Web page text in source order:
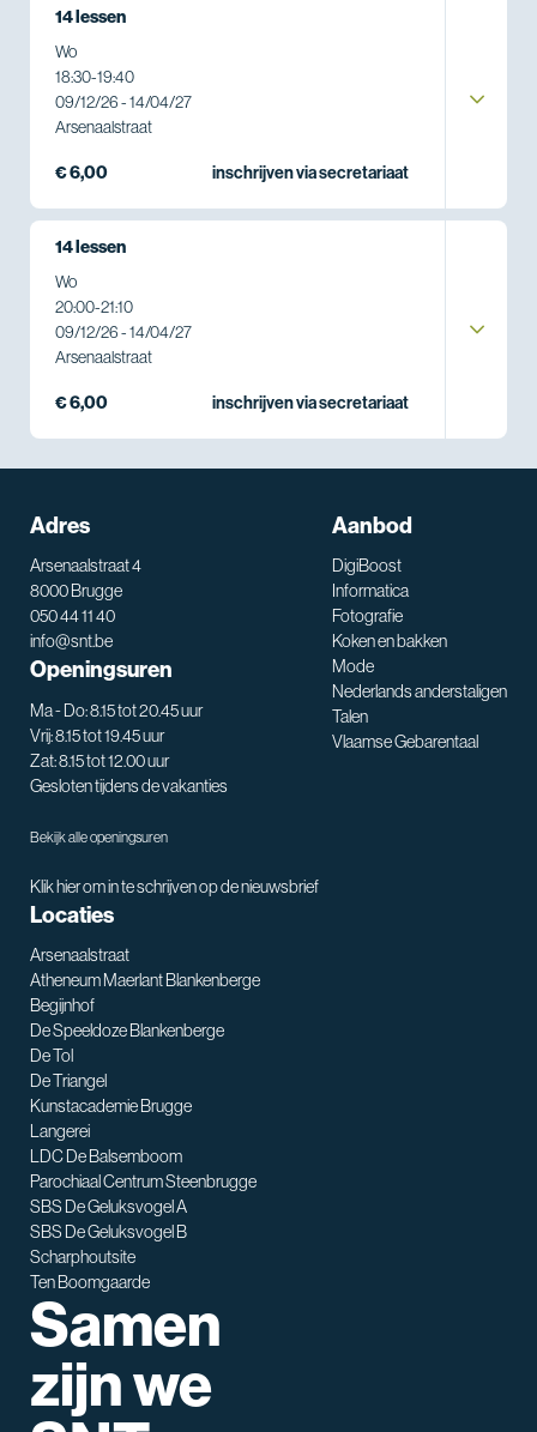
14 lessen
Wo
18:30-19:40
09/12/26 - 14/04/27
Arsenaalstraat
€ 6,00 inschrijven via secretariaat
14 lessen
Wo
20:00-21:10
09/12/26 - 14/04/27
Arsenaalstraat
€ 6,00 inschrijven via secretariaat
Adres
Arsenaalstraat 4
8000 Brugge
050 44 11 40
info@snt.be
Openingsuren
Ma - Do: 8.15 tot 20.45 uur
Vrij: 8.15 tot 19.45 uur
Zat: 8.15 tot 12.00 uur
Gesloten tijdens de vakanties
Bekijk alle openingsuren
Klik hier om in te schrijven op de nieuwsbrief
Aanbod
DigiBoost
Informatica
Fotografie
Koken en bakken
Mode
Nederlands anderstaligen
Talen
Vlaamse Gebarentaal
Locaties
Arsenaalstraat
Atheneum Maerlant Blankenberge
Begijnhof
De Speeldoze Blankenberge
De Tol
De Triangel
Kunstacademie Brugge
Langerei
LDC De Balsemboom
Parochiaal Centrum Steenbrugge
SBS De Geluksvogel A
SBS De Geluksvogel B
Scharphoutsite
Ten Boomgaarde
Samen
zijn we
SNT assistent
Waarmee kan ik je helpen?